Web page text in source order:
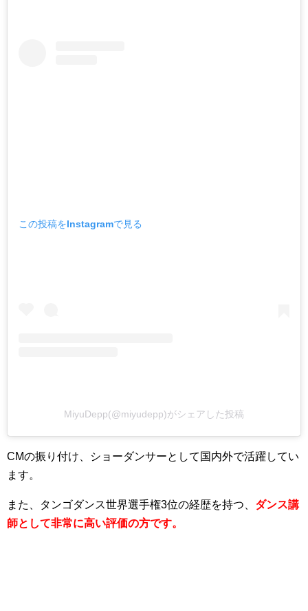
この投稿をInstagramで見る
MiyuDepp(@miyudepp)がシェアした投稿
CMの振り付け、ショーダンサーとして国内外で活躍してい
ます。
また、タンゴダンス世界選手権3位の経歴を持つ、 ダンス講
師として非常に高い評価の方です。